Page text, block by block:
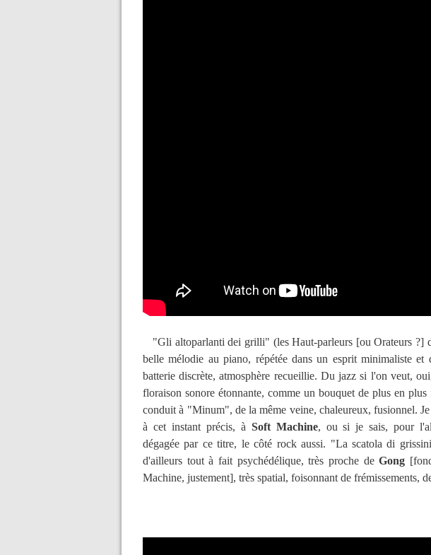
"Gli altoparlanti dei grilli" (les Haut-parleurs [ou Orateurs ?]
belle mélodie au piano, répétée dans un esprit minimaliste et
batterie discrète, atmosphère recueillie. Du jazz si l'on veut,
floraison sonore étonnante, comme un bouquet de plus en
conduit à "Minum", de la même veine, chaleureux, fusionnel.
à cet instant précis, à Soft Machine, ou si je sais, pour
dégagée par ce titre, le côté rock aussi. "La scatola di
d'ailleurs tout à fait psychédélique, très proche deGong
Machine, justement], très spatial, foisonnant de frémissements,